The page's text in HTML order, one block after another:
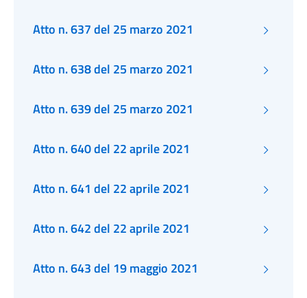
Atto n. 637 del 25 marzo 2021
Atto n. 638 del 25 marzo 2021
Atto n. 639 del 25 marzo 2021
Atto n. 640 del 22 aprile 2021
Atto n. 641 del 22 aprile 2021
Atto n. 642 del 22 aprile 2021
Atto n. 643 del 19 maggio 2021